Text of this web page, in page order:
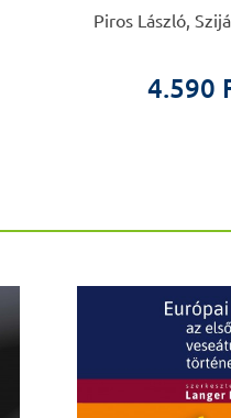
Piros László,
4.590